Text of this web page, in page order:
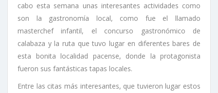
cabo esta semana unas interesantes actividades como
son la gastronomía local, como fue el llamado
masterchef infantil, el concurso gastronómico de
calabaza y la ruta que tuvo lugar en diferentes bares de
esta bonita localidad pacense, donde la protagonista
fueron sus fantásticas tapas locales.
Entre las citas más interesantes, que tuvieron lugar estos